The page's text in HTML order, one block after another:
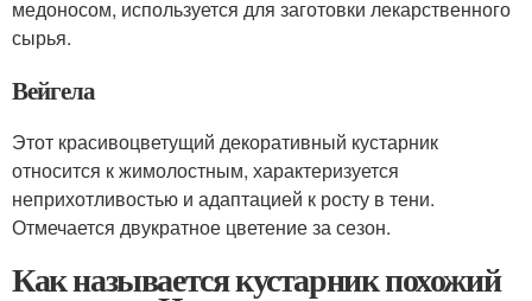
медоносом, используется для заготовки лекарственного
сырья.
Вейгела
Этот красивоцветущий декоративный кустарник
относится к жимолостным, характеризуется
неприхотливостью и адаптацией к росту в тени.
Отмечается двукратное цветение за сезон.
Как называется кустарник похожий